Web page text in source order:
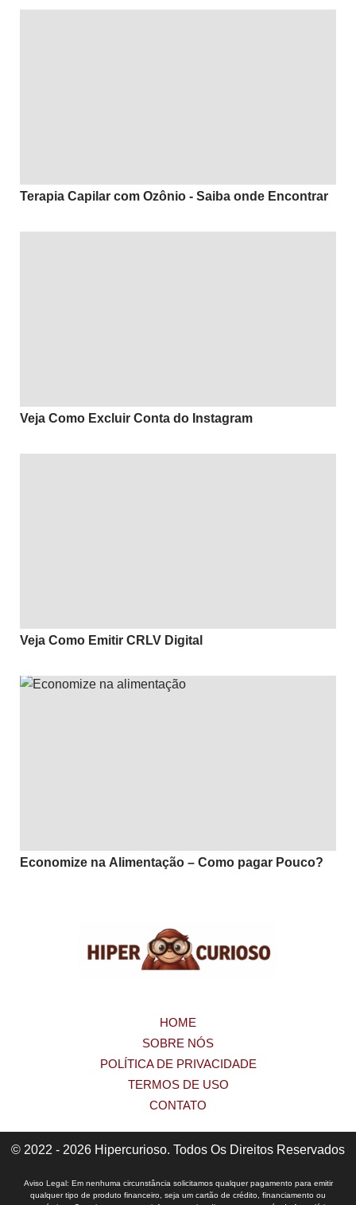
Terapia Capilar com Ozônio - Saiba onde Encontrar
Veja Como Excluir Conta do Instagram
Veja Como Emitir CRLV Digital
Economize na Alimentação – Como pagar Pouco?
HOME
SOBRE NÓS
POLÍTICA DE PRIVACIDADE
TERMOS DE USO
CONTATO
© 2022 - 2026 Hipercurioso. Todos Os Direitos Reservados
Aviso Legal: Em nenhuma circunstância solicitamos qualquer pagamento para emitir
qualquer tipo de produto financeiro, seja um cartão de crédito, financiamento ou